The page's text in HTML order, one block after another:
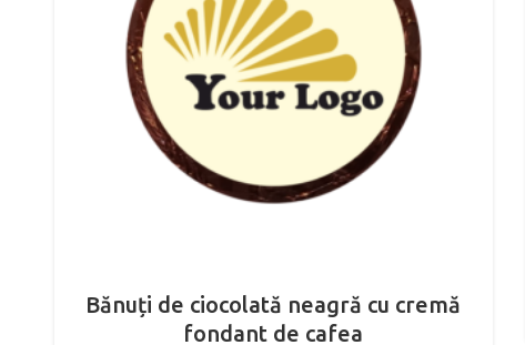
Bănuți de ciocolată neagră cu cremă
fondant de cafea